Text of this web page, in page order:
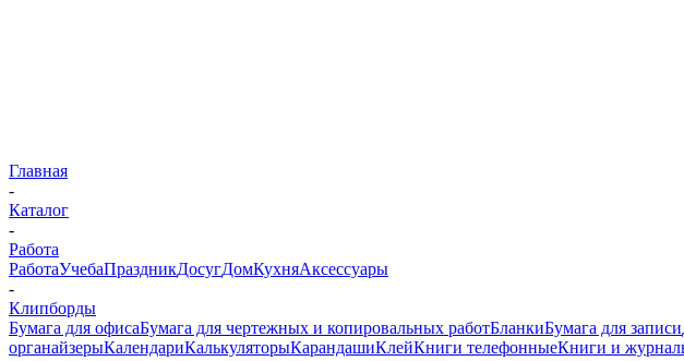
Главная
-
Каталог
-
Работа
РаботаУчебаПраздникДосугДомКухняАксессуары
-
Клипборды
Бумага для офисаБумага для чертежных и копировальных работБланкиБумага для записи
органайзерыКалендариКалькуляторыКарандашиКлейКниги телефонныеКниги и